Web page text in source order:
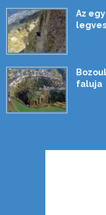
Az
faluja